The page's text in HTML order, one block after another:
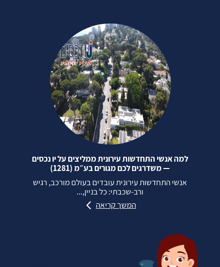
למה אנשי התחדשות עירונית ממליצים על יו נכסים
— משדרגים לכם מגורים בע״מ (1281)
אנשי התחדשות עירונית עובדים בעולם מורכב, רגיש
ורב‑שכבתי: כל בניין,...
המשך קריאה